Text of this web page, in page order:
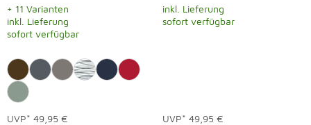
+ 11 Varianten
inkl. Lieferung
sofort verfügbar
UVP* 49,95 €
inkl. Lieferung
sofort verfügbar
UVP* 49,95 €